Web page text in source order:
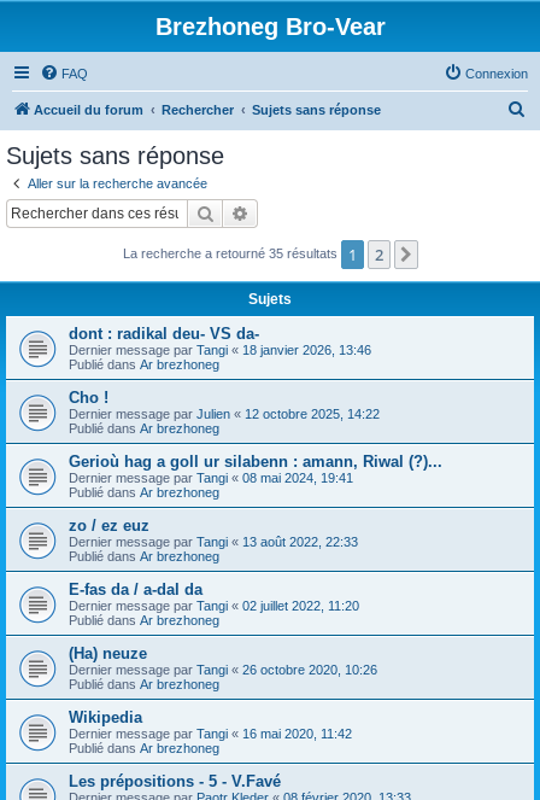
Brezhoneg Bro-Vear
FAQ Connexion
Accueil du forum Rechercher Sujets sans réponse
c
Sujets sans réponse
Aller sur la recherche avancée
Rechercher
La recherche a retourné 35 résultats 1 2
Sujets
dont : radikal deu- VS da-
Dernier message par Tangi « 18 janvier 2026, 13:46
Publié dans Ar brezhoneg
Cho !
Dernier message par Julien « 12 octobre 2025, 14:22
Publié dans Ar brezhoneg
Gerioù hag a goll ur silabenn : amann, Riwal (?)...
Dernier message par Tangi « 08 mai 2024, 19:41
Publié dans Ar brezhoneg
zo / ez euz
Dernier message par Tangi « 13 août 2022, 22:33
Publié dans Ar brezhoneg
E-fas da / a-dal da
Dernier message par Tangi « 02 juillet 2022, 11:20
Publié dans Ar brezhoneg
(Ha) neuze
Dernier message par Tangi « 26 octobre 2020, 10:26
Publié dans Ar brezhoneg
Wikipedia
Dernier message par Tangi « 16 mai 2020, 11:42
Publié dans Ar brezhoneg
Les prépositions - 5 - V.Favé
Dernier message par Paotr Kleder « 08 février 2020, 13:33